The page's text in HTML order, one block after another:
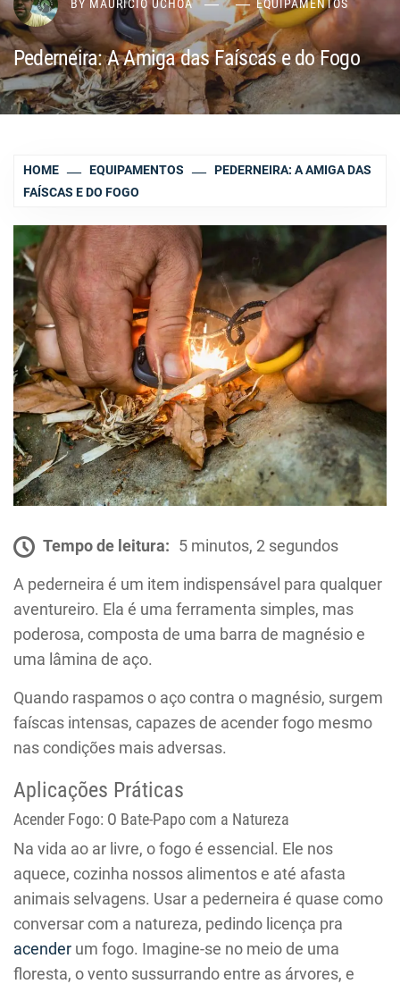
BY MAURÍCIO UCHÔA EQUIPAMENTOS
Pederneira: A Amiga das Faíscas e do Fogo
HOME EQUIPAMENTOS
PEDERNEIRA: A AMIGA DAS
FAÍSCAS E DO FOGO
Tempo de leitura: 5 minutos, 2 segundos
A pederneira é um item indispensável para qualquer
aventureiro. Ela é uma ferramenta simples, mas
poderosa, composta de uma barra de magnésio e
uma lâmina de aço.
Quando raspamos o aço contra o magnésio, surgem
faíscas intensas, capazes de acender fogo mesmo
nas condições mais adversas.
Aplicações Práticas
Acender Fogo: O Bate-Papo com a Natureza
Na vida ao ar livre, o fogo é essencial. Ele nos
aquece, cozinha nossos alimentos e até afasta
animais selvagens. Usar a pederneira é quase como
conversar com a natureza, pedindo licença pra
acender um fogo. Imagine-se no meio de uma
floresta, o vento sussurrando entre as árvores, e